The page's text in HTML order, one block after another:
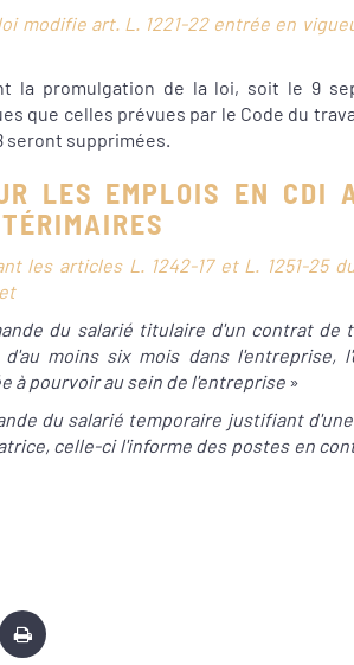
modifie art. L. 1221-22 entrée en
la promulgation de la loi, soit le 9
que celles prévues par le Code du
seront supprimées.
LES EMPLOIS EN CDI
les articles L. 1242-17 et L. 1251-25
du salarié titulaire d'un contrat
moins six mois dans l'entreprise,
à pourvoir au sein de l'entreprise »
du salarié temporaire justifiant
celle-ci l'informe des postes en